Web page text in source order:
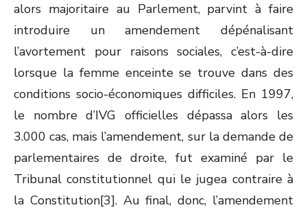
alors majoritaire au Parlement, parvint à faire
introduire un amendement dépénalisant
l’avortement pour raisons sociales, c’est-à-dire
lorsque la femme enceinte se trouve dans des
conditions socio-économiques difficiles. En 1997,
le nombre d’IVG officielles dépassa alors les
3.000 cas, mais l’amendement, sur la demande de
parlementaires de droite, fut examiné par le
Tribunal constitutionnel qui le jugea contraire à
la Constitution[3]. Au final, donc, l’amendement